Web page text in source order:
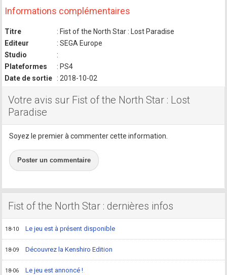
Informations complémentaires
Titre
: Fist of the North Star : Lost Paradise
Editeur
: SEGA Europe
Studio
:
Plateformes
: PS4
Date de sortie
: 2018-10-02
Votre avis sur Fist of the North Star : Lost
Paradise
Soyez le premier à commenter cette information.
Poster un commentaire
Fist of the North Star : dernières infos
18-10 Le jeu est à présent disponible
18-09 Découvrez la Kenshiro Edition
18-06 Le jeu est annoncé !